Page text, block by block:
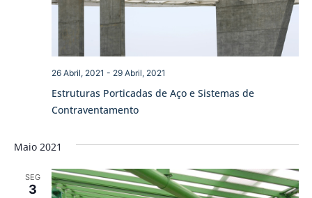
Estruturas Porticadas de Aço e Sistemas de
Contraventamento
26 Abril, 2021 - 29 Abril, 2021
Maio 2021
SEG
3